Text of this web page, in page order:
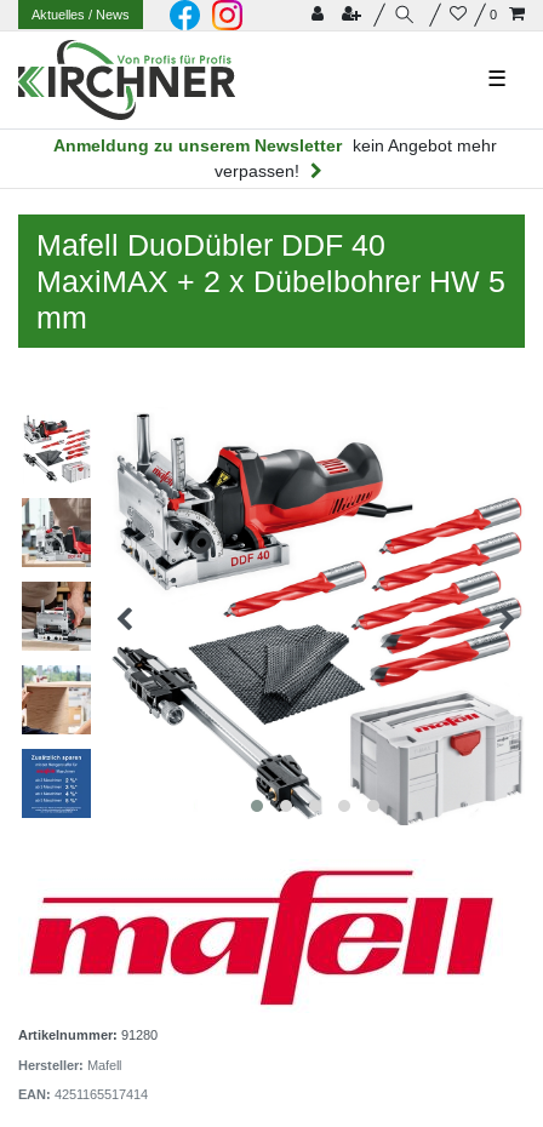
0
Aktuelles/ News
☰
Anmeldung zu unserem Newsletter
kein Angebot mehr
verpassen!
Mafell DuoDübler DDF 40
MaxiMAX + 2 x Dübelbohrer HW 5
mm
Artikelnummer: 91280
Hersteller: Mafell
EAN: 4251165517414